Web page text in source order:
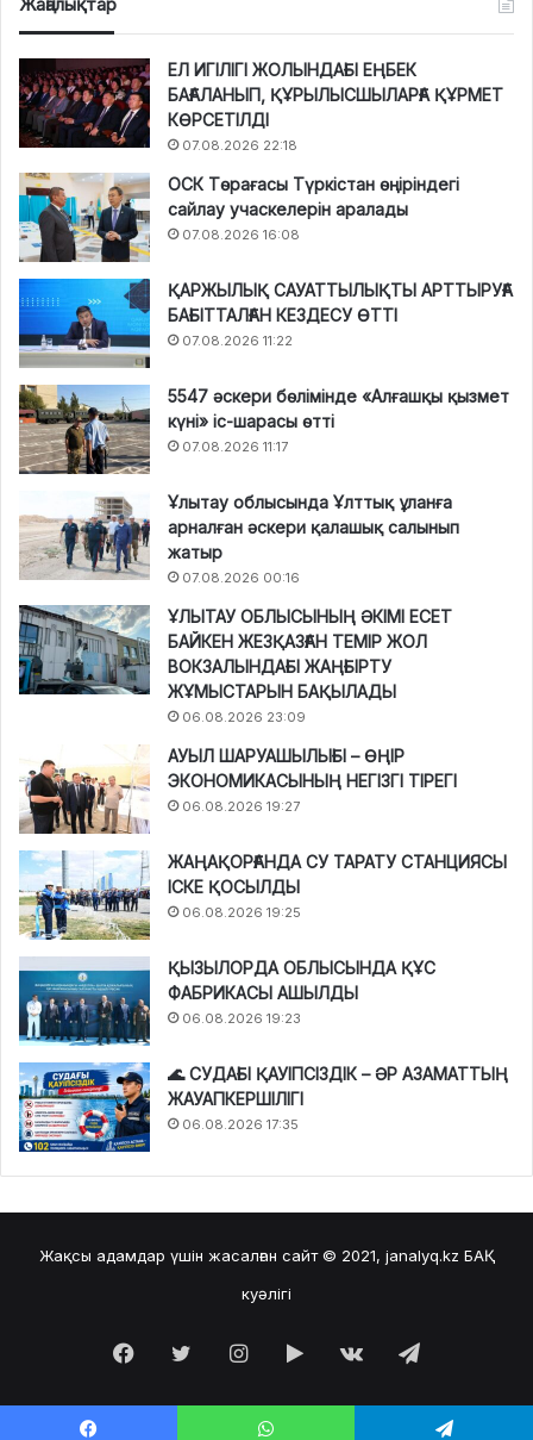
ЕЛ ИГІЛІГІ ЖОЛЫНДАҒЫ ЕҢБЕК
БАҒАЛАНЫП, ҚҰРЫЛЫСШЫЛАРҒА ҚҰРМЕТ
КӨРСЕТІЛДІ
07.08.2026 22:18
ОСК Төрағасы Түркістан өңіріндегі
сайлау учаскелерін аралады
07.08.2026 16:08
ҚАРЖЫЛЫҚ САУАТТЫЛЫҚТЫ АРТТЫРУҒА
БАҒЫТТАЛҒАН КЕЗДЕСУ ӨТТІ
07.08.2026 11:22
5547 әскери бөлімінде «Алғашқы қызмет
күні» іс-шарасы өтті
07.08.2026 11:17
Ұлытау облысында Ұлттық ұланға
арналған әскери қалашық салынып
жатыр
07.08.2026 00:16
ҰЛЫТАУ ОБЛЫСЫНЫҢ ӘКІМІ ЕСЕТ
БАЙКЕН ЖЕЗҚАЗҒАН ТЕМІР ЖОЛ
ВОКЗАЛЫНДАҒЫ ЖАҢҒЫРТУ
ЖҰМЫСТАРЫН БАҚЫЛАДЫ
06.08.2026 23:09
АУЫЛ ШАРУАШЫЛЫҒЫ – ӨҢІР
ЭКОНОМИКАСЫНЫҢ НЕГІЗГІ ТІРЕГІ
06.08.2026 19:27
ЖАҢАҚОРҒАНДА СУ ТАРАТУ СТАНЦИЯСЫ
ІСКЕ ҚОСЫЛДЫ
06.08.2026 19:25
ҚЫЗЫЛОРДА ОБЛЫСЫНДА ҚҰС
ФАБРИКАСЫ АШЫЛДЫ
06.08.2026 19:23
🌊 СУДАҒЫ ҚАУІПСІЗДІК – ӘР АЗАМАТТЫҢ
ЖАУАПКЕРШІЛІГІ
06.08.2026 17:35
Жақсы адамдар үшін жасалған сайт © 2021, janalyq.kz БАҚ
куәлігі
Facebook
TwitterInstagram
Google
Play
vk.com